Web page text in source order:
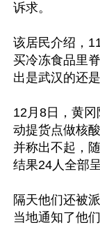
诉求。
该居民介绍，
买冷冻食品里
出是武汉的还是
12月8日，黄
动提货点做核
并称出不起，
结果24人全部
隔天他们还被
当地通知了他